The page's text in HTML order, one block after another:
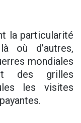
la particularité
où d’autres,
mondiales
des grilles
les visites